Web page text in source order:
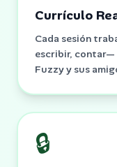
Currículo
Cada sesión
escribir, contar—
Fuzzy y sus
🔒